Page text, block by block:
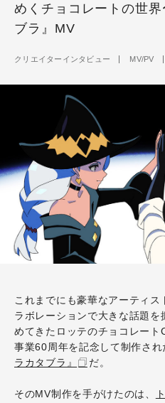
めくチョコレートの世
ブラ』MV
クリエイターインタビュー MV/PV
これまでにも豪華なアーティ
ラボレーションで大きな話題
めてきたロッテのチョコレート
事業60周年を記念して制作さ
ラカタブラ』
だ。
そのMV制作を手がけたのは、